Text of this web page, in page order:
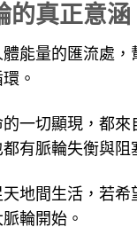
的真正意涵
能量的匯流處
。
一切顯現，都來
有脈輪失衡與
地間生活，若
輪開始。